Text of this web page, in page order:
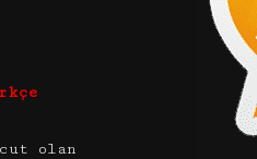
olan